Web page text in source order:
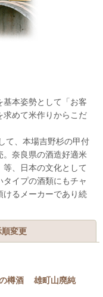
本姿勢として「お客
求めて米作りからこだ
て、本場吉野杉の甲付
。奈良県の酒造好適米
等、日本の文化として
イプの酒類にもチャ
けるメーカーであり続
変更
の樽酒 雄町山廃純